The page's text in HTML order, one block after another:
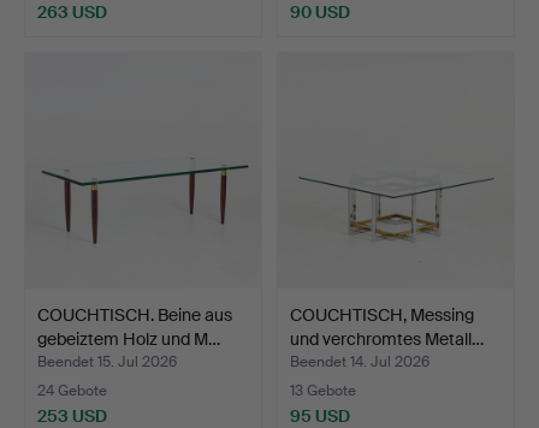
263 USD 90 USD
COUCHTISCH. Beine aus
gebeiztem Holz und M…
Beendet 15. Jul 2026
24 Gebote
253 USD
COUCHTISCH, Messing
und verchromtes Metall…
Beendet 14. Jul 2026
13 Gebote
95 USD